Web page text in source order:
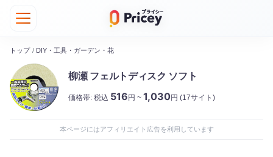
トップ / DIY・工具・ガーデン・花
柳瀬 フェルトディスク ソフト
価格帯: 税込 516 円 ~ 1,030円 (17サイト)
本ページにはアフィリエイト広告を利用しています